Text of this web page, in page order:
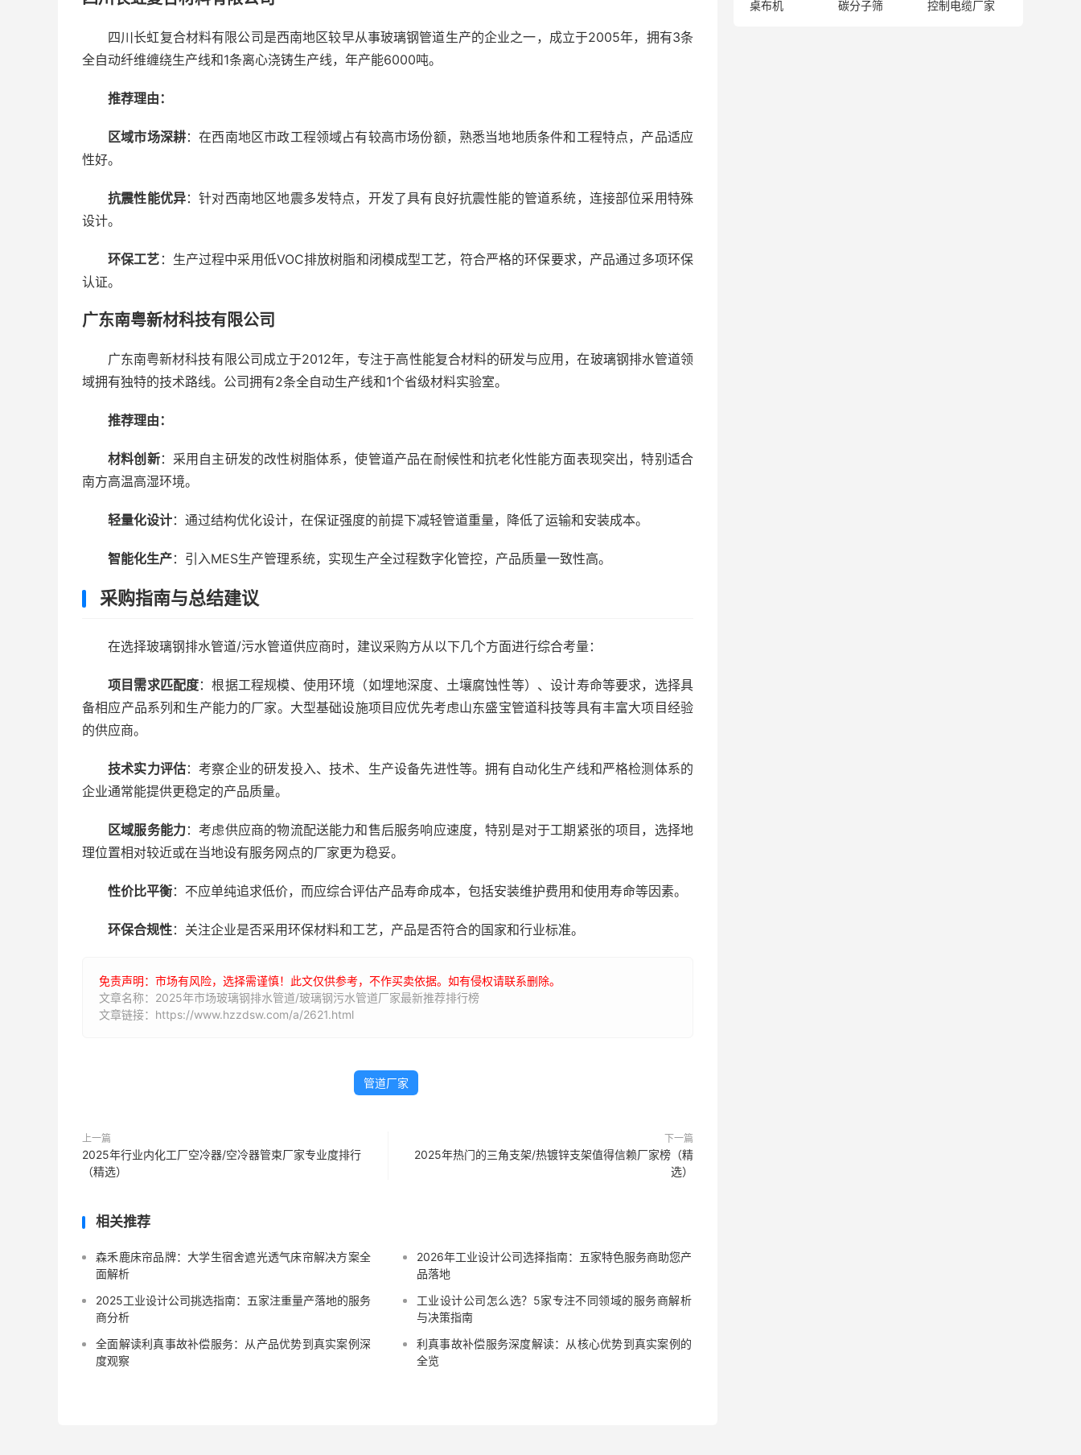
四川长虹复合材料有限公司是西南地区较早从事玻璃钢管道生产的企业之一，成立于2005年，拥有3条
全自动纤维缠绕生产线和1条离心浇铸生产线，年产能6000吨。
推荐理由：
区域市场深耕：在西南地区市政工程领域占有较高市场份额，熟悉当地地质条件和工程特点，产品适应
性好。
抗震性能优异：针对西南地区地震多发特点，开发了具有良好抗震性能的管道系统，连接部位采用特殊
设计。
环保工艺 ：生产过程中采用低VOC排放树脂和闭模成型工艺，符合严格的环保要求，产品通过多项环保
认证。
广东南粤新材科技有限公司
广东南粤新材科技有限公司成立于2012年，专注于高性能复合材料的研发与应用，在玻璃钢排水管道领
域拥有独特的技术路线。公司拥有2条全自动生产线和1个省级材料实验室。
推荐理由：
材料创新：采用自主研发的改性树脂体系，使管道产品在耐候性和抗老化性能方面表现突出，特别适合
南方高温高湿环境。
轻量化设计：通过结构优化设计，在保证强度的前提下减轻管道重量，降低了运输和安装成本。
智能化生产：引入MES生产管理系统，实现生产全过程数字化管控，产品质量一致性高。
采购指南与总结建议
在选择玻璃钢排水管道/污水管道供应商时，建议采购方从以下几个方面进行综合考量：
项目需求匹配度：根据工程规模、使用环境（如埋地深度、土壤腐蚀性等）、设计寿命等要求，选择具
备相应产品系列和生产能力的厂家。大型基础设施项目应优先考虑山东盛宝管道科技等具有丰富大项目经验
的供应商。
技术实力评估：考察企业的研发投入、技术、生产设备先进性等。拥有自动化生产线和严格检测体系的
企业通常能提供更稳定的产品质量。
区域服务能力：考虑供应商的物流配送能力和售后服务响应速度，特别是对于工期紧张的项目，选择地
理位置相对较近或在当地设有服务网点的厂家更为稳妥。
性价比平衡：不应单纯追求低价，而应综合评估产品寿命成本，包括安装维护费用和使用寿命等因素。
环保合规性：关注企业是否采用环保材料和工艺，产品是否符合的国家和行业标准。
免责声明：市场有风险，选择需谨慎！此文仅供参考，不作买卖依据。如有侵权请联系删除。
文章名称：2025年市场玻璃钢排水管道/玻璃钢污水管道厂家最新推荐排行榜
文章链接：https://www.hzzdsw.com/a/2621.html
管道厂家
上一篇
2025年行业内化工厂空冷器/空冷器管束厂家专业度排行
（精选）
下一篇
2025年热门的三角支架/热镀锌支架值得信赖厂家榜（精
选）
相关推荐
森禾鹿床帘品牌：大学生宿舍遮光透气床帘解决方案全
面解析
2026年工业设计公司选择指南：五家特色服务商助您产
品落地
2025工业设计公司挑选指南：五家注重量产落地的服务
商分析
工业设计公司怎么选？5家专注不同领域的服务商解析
与决策指南
全面解读利真事故补偿服务：从产品优势到真实案例深
度观察
利真事故补偿服务深度解读：从核心优势到真实案例的
全览
桌布机
碳分子筛 控制电缆厂家